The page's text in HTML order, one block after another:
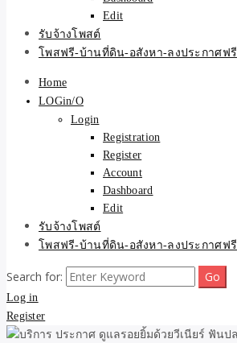
Edit
รับจ้างโพสต์
โพสฟรี-บ้านที่ดิน-อสังหา-ลงประกาศฟรี
Home
LOGin/O
Login
Registration
Register
Account
Dashboard
Edit
รับจ้างโพสต์
โพสฟรี-บ้านที่ดิน-อสังหา-ลงประกาศฟรี
Search for:
Log in
Register